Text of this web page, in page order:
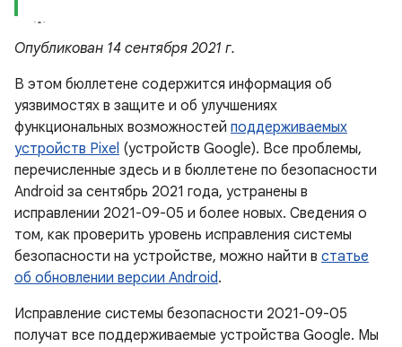
Опубликован 14 сентября 2021 г.
В этом бюллетене содержится информация об
уязвимостях в защите и об улучшениях
функциональных возможностей поддерживаемых
устройств Pixel (устройств Google). Все проблемы,
перечисленные здесь и в бюллетене по безопасности
Android за сентябрь 2021 года, устранены в
исправлении 2021-09-05 и более новых. Сведения о
том, как проверить уровень исправления системы
безопасности на устройстве, можно найти в статье
об обновлении версии Android.
Исправление системы безопасности 2021-09-05
получат все поддерживаемые устройства Google. Мы